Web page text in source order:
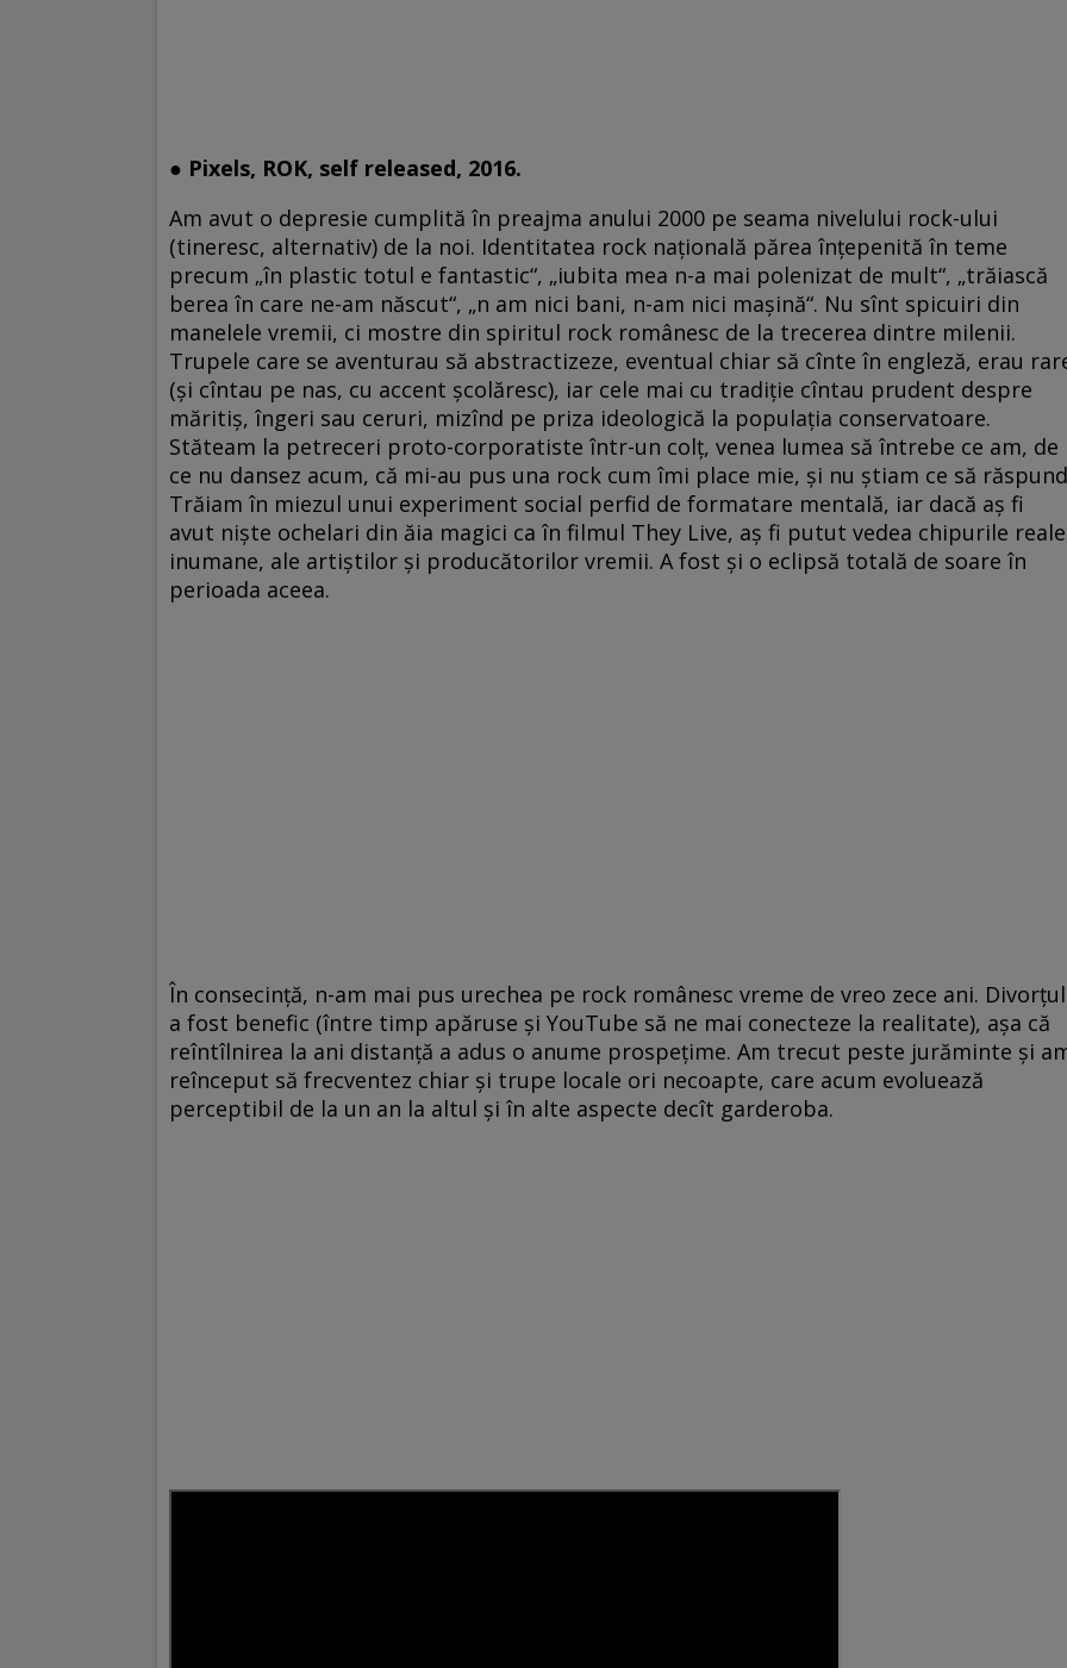
● Pixels, ROK, self released, 2016.
Am avut o depresie cumplită în preajma anului 2000 pe seama nivelului rock-ului
(tineresc, alternativ) de la noi. Identitatea rock națională părea înțepenită în teme
precum „în plastic totul e fantastic“, „iubita mea n-a mai polenizat de mult“, „trăiască
berea în care ne-am născut“, „n am nici bani, n-am nici mașină“. Nu sînt spicuiri din
manelele vremii, ci mostre din spiritul rock românesc de la trecerea dintre milenii.
Trupele care se aventurau să abstractizeze, eventual chiar să cînte în engleză, erau
(și cîntau pe nas, cu accent școlăresc), iar cele mai cu tradiție cîntau prudent despre
măritiș, îngeri sau ceruri, mizînd pe priza ideologică la populația conservatoare.
Stăteam la petreceri proto-corporatiste într-un colț, venea lumea să întrebe ce am, de
ce nu dansez acum, că mi-au pus una rock cum îmi place mie, și nu știam ce să
Trăiam în miezul unui experiment social perfid de formatare mentală, iar dacă aș fi
avut niște ochelari din ăia magici ca în filmul They Live, aș fi putut vedea chipurile
inumane, ale artiștilor și producătorilor vremii. A fost și o eclipsă totală de soare în
perioada aceea.
În consecință, n-am mai pus urechea pe rock românesc vreme de vreo zece ani. Divorțul
a fost benefic (între timp apăruse și YouTube să ne mai conecteze la realitate), așa că
reîntîlnirea la ani distanță a adus o anume prospețime. Am trecut peste jurăminte și
reînceput să frecventez chiar și trupe locale ori necoapte, care acum evoluează
perceptibil de la un an la altul și în alte aspecte decît garderoba.